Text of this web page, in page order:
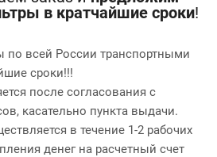
в кратчайшие сроки!
по всей России транспортными
сроки!!!
после согласования с
касательно пункта выдачи.
в течение 1-2 рабочих
денег на расчетный счет